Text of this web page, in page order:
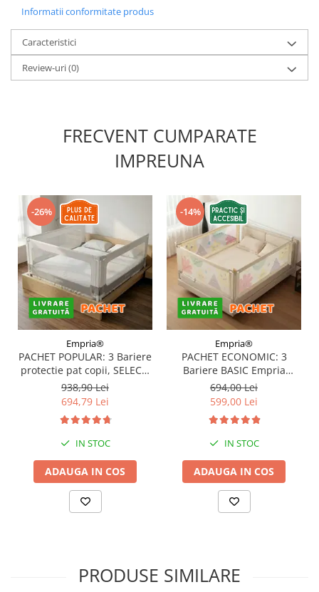
Informatii conformitate produs
Caracteristici
Review-uri(0)
FRECVENT CUMPARATE
IMPREUNA
-26%
Empria®
PACHET POPULAR: 3 Bariere
protectie pat copii, SELECT,
160x200 cm
938,90 Lei
694,79 Lei
IN STOC
ADAUGA IN COS
-14%
Empria®
PACHET ECONOMIC: 3
Bariere BASIC Empria
protectie pat 160X200 cm +
bara stabilizatoare
694,00 Lei
599,00 Lei
IN STOC
ADAUGA IN COS
PRODUSE SIMILARE